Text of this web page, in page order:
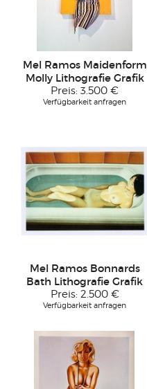
Mel Ramos Maidenform
Molly Lithografie Grafik
Preis: 3.500 €
Verfügbarkeit anfragen
Mel Ramos Bonnards
Bath Lithografie Grafik
Preis: 2.500 €
Verfügbarkeit anfragen